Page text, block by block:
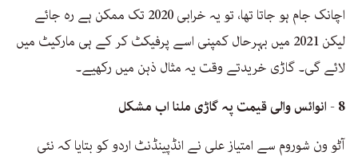
اچانک جام ہو جاتا تھا، تو یہ خرابی 2020 تک ممکن ہے رہ جائے
لیکن 2021 میں بہرحال کمپنی اسے پرفیکٹ کر کے ہی مارکیٹ میں
لائے گی۔ گاڑی خریدتے وقت یہ مثال ذہن میں رکھیے۔
8 - انوائس والی قیمت پہ گاڑی ملنا اب مشکل
آٹو ون شوروم سے امتیاز علی نے انڈپینڈنٹ اردو کو بتایا کہ نئی